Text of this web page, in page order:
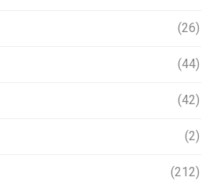
(26)
(44)
(42)
(2)
(212)